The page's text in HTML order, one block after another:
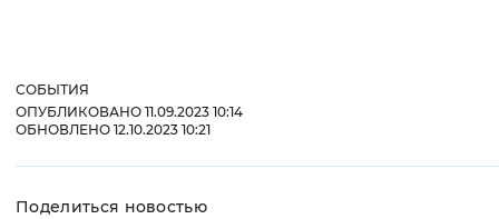
СОБЫТИЯ
ОПУБЛИКОВАНО 11.09.2023 10:14
ОБНОВЛЕНО 12.10.2023 10:21
Поделиться новостью